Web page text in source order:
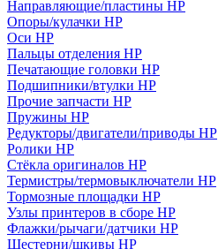
Направляющие/пластины HP
Опоры/кулачки HP
Оси HP
Пальцы отделения HP
Печатающие головки HP
Подшипники/втулки HP
Прочие запчасти HP
Пружины HP
Редукторы/двигатели/приводы HP
Ролики HP
Стёкла оригиналов HP
Термистры/термовыключатели HP
Тормозные площадки HP
Узлы принтеров в сборе HP
Флажки/рычаги/датчики HP
Шестерни/шкивы HP